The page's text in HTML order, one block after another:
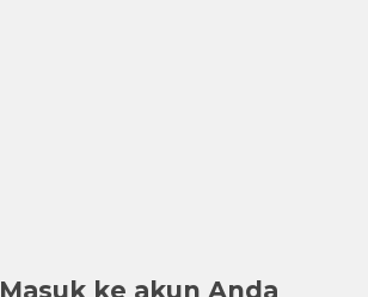
Masuk ke akun Anda